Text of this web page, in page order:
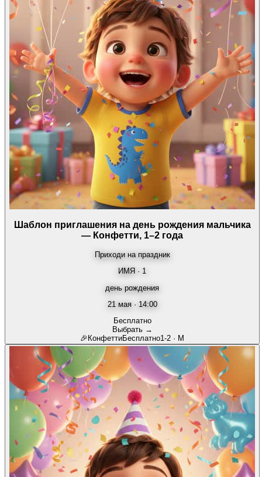
Шаблон приглашения на день рождения мальчика
— Конфетти, 1–2 года
Приходи на праздник
ИМЯ · 1
день рождения
21 мая · 14:00
Бесплатно
Выбрать →
🎉 КонфеттиБесплатно1-2 · М